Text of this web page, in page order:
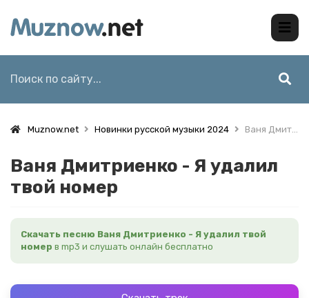
Muznow.net Новинки русской музыки 2024 Ваня Дмитриенко - Я удалил твой номер
Ваня Дмитриенко - Я удалил
твой номер
Скачать песню Ваня Дмитриенко - Я удалил твой
номер в mp3 и слушать онлайн бесплатно